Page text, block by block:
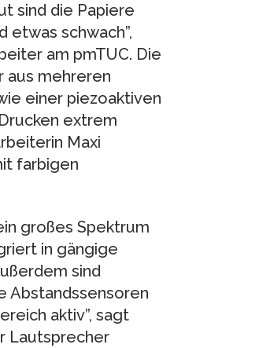
sind die Papiere
etwas schwach”,
am pmTUC. Die
aus mehreren
einer piezoaktiven
extrem
Maxi
farbigen
großes Spektrum
in gängige
sind
Abstandssensoren
aktiv”, sagt
Lautsprecher